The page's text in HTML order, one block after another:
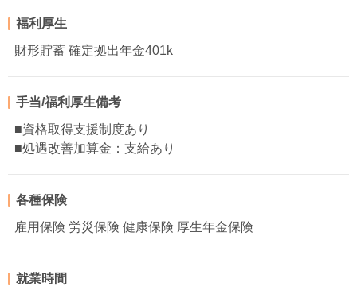
福利厚生
財形貯蓄 確定拠出年金401k
手当/福利厚生備考
■資格取得支援制度あり
■処遇改善加算金：支給あり
各種保険
雇用保険 労災保険 健康保険 厚生年金保険
就業時間